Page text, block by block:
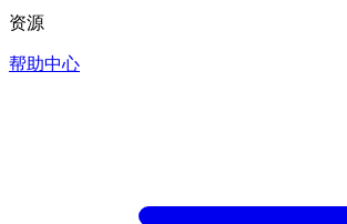
资源
帮助中心